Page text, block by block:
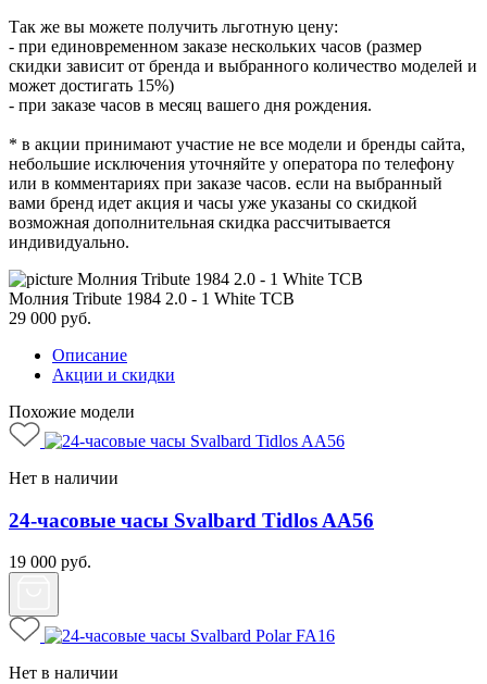
Так же вы можете получить льготную цену:
- при единовременном заказе нескольких часов (размер
скидки зависит от бренда и выбранного количество моделей и
может достигать 15%)
- при заказе часов в месяц вашего дня рождения.
* в акции принимают участие не все модели и бренды сайта,
небольшие исключения уточняйте у оператора по телефону
или в комментариях при заказе часов. если на выбранный
вами бренд идет акция и часы уже указаны со скидкой
возможная дополнительная скидка рассчитывается
индивидуально.
Молния Tribute 1984 2.0 - 1 White TCB
29 000 руб.
Описание
Акции и скидки
Похожие модели
Нет в наличии
24-часовые часы Svalbard Tidlos AA56
19 000 руб.
Нет в наличии